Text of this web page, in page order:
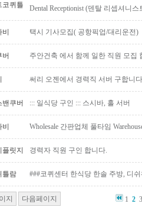
코퀴틀
Dental Receptionist (덴탈 리셉셔니
택시 기사모집( 공항픽업/대리운전)
버 주안건축 에서 함께 일한 직원 모집
써리 오젠에서 경력직 서버 구합니다
밴쿠버 ::: 일식당 구인 ::: 스시바, 홀 서버
Wholesale 간판업체 풀타임
플릿지 경력자 직원 구인 합니다.
틀람 ###코퀴센터 한식당 한솔 주방, 디
지 다음페이지 1 2